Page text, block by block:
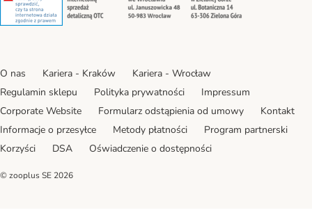
O nas Kariera - Kraków
Kariera - Wrocław
Regulamin sklepu
Polityka prywatności
Impressum
Corporate Website
Formularz odstąpienia od umowy
Kontakt
Informacje o przesyłce
Metody płatności
Program partnerski
Korzyści
DSA Oświadczenie o dostępności
© zooplus SE 2026